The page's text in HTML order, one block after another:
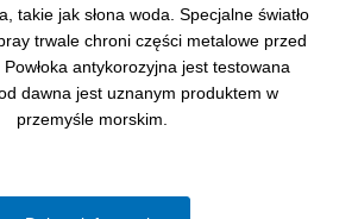
takie jak słona woda. Specjalne światło
trwale chroni części metalowe przed
antykorozyjna jest testowana
dawna jest uznanym produktem w
przemyśle morskim.